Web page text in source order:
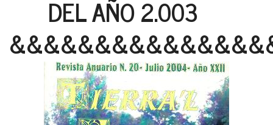
DEL AÑO 2.003